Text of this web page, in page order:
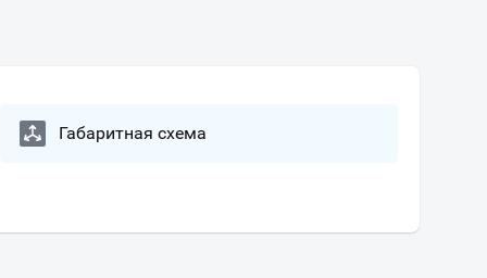
Габаритная схема